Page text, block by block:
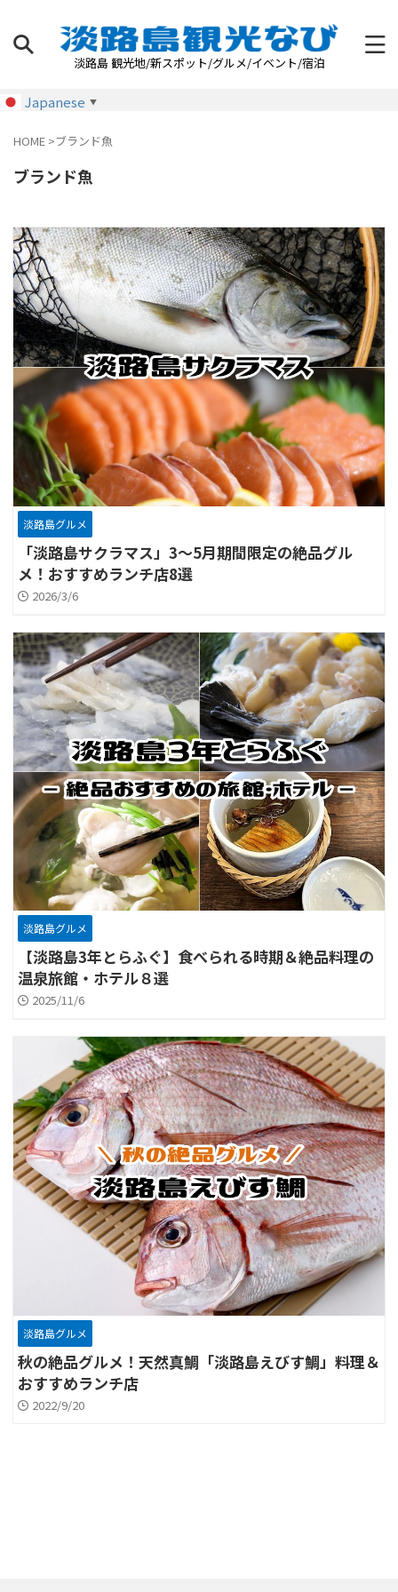
淡路島 観光地/新スポット/グルメ/イベント/宿泊
Japanese ▼
HOME >ブランド魚
ブランド魚
淡路島グルメ
「淡路島サクラマス」3～5月期間限定の絶品グル
メ！おすすめランチ店8選
2026/3/6
淡路島グルメ
【淡路島3年とらふぐ】食べられる時期＆絶品料理の
温泉旅館・ホテル８選
2025/11/6
淡路島グルメ
秋の絶品グルメ！天然真鯛「淡路島えびす鯛」料理＆
おすすめランチ店
2022/9/20